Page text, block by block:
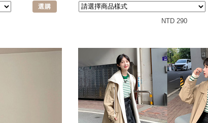
選購
NTD 290